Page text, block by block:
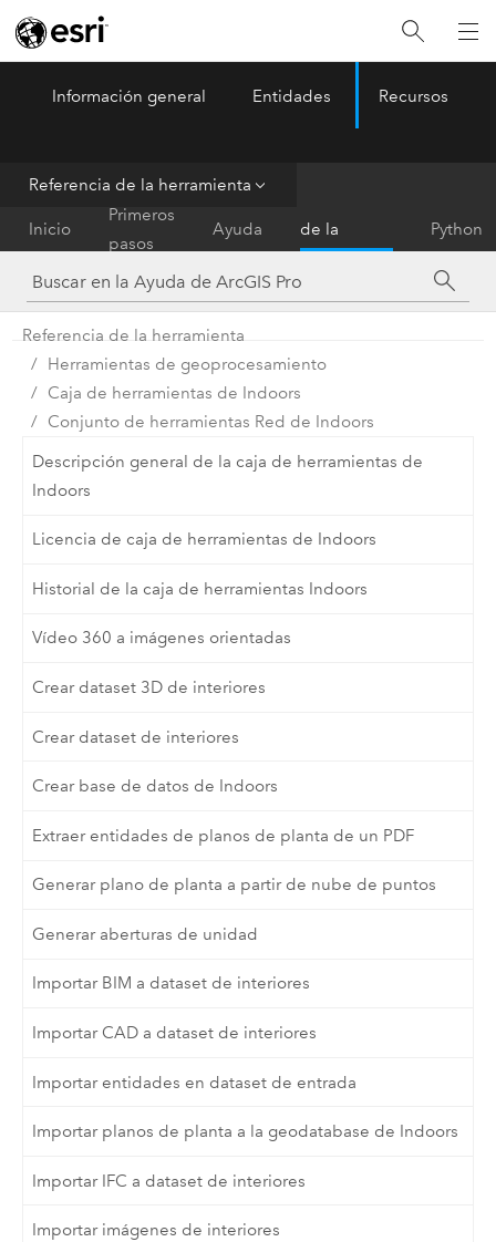
ArcGIS Pro Menu
Información general Entidades Recursos
Referencia de la herramienta
Inicio
Primeros
pasos
Ayuda
de la
herramienta
Python
Referencia de la herramienta
Herramientas de geoprocesamiento
Caja de herramientas de Indoors
Conjunto de herramientas Red de Indoors
Descripción general de la caja de herramientas de
Indoors
Licencia de caja de herramientas de Indoors
Historial de la caja de herramientas Indoors
Vídeo 360 a imágenes orientadas
Crear dataset 3D de interiores
Crear dataset de interiores
Crear base de datos de Indoors
Extraer entidades de planos de planta de un PDF
Generar plano de planta a partir de nube de puntos
Generar aberturas de unidad
Importar BIM a dataset de interiores
Importar CAD a dataset de interiores
Importar entidades en dataset de entrada
Importar planos de planta a la geodatabase de Indoors
Importar IFC a dataset de interiores
Importar imágenes de interiores